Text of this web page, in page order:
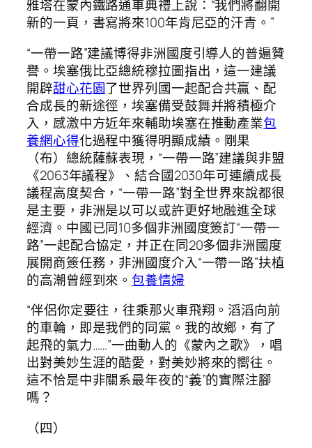
雅塔在蒙內鐵路通車典禮上說：“我們將翻開
新的一頁，書寫將來100年肯尼亞的汗青。”
“一帶一路”建議博得非洲國度引導人的普遍贊
譽。埃塞俄比亞總統穆拉圖指出，這一建議
開辟甜心花園了世界列國一起配合共贏、配
合成長的新途徑，埃塞備受鼓舞并將積極介
入，感激中方近年來輔助埃塞在推動產業包
養網心得化過程中獲得明顯成績。剛果
（布）總統薩蘇表現，“一帶一路”建議與非盟
《2063年議程》、結合國2030年可連續成長
議程高度契合，“一帶一路”對全世界來說都很
是主要，非洲是以可以或許更好地融進全球
經濟。中國已同10多個非洲國度簽訂“一帶一
路”一起配合協定，并正在同20多個非洲國度
展開商簽任務，非洲國度介入“一帶一路”扶植
的高潮曾經到來。包養情婦
“伴侶你定要往，往乘那火車飛翔。滔滔向前
的車輪，即是我們的同黨。我的故鄉，有了
起飛的氣力……”一曲動人的《蒙內之歌》，唱
出對美妙生涯的酷愛，對美妙將來的嚮往。
這不恰是中非關系最年夜的“義”的實際注腳
嗎？
（四）